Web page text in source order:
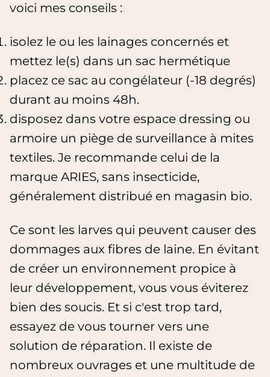
voici mes conseils :
isolez le ou les lainages concernés et
mettez le(s) dans un sac hermétique
placez ce sac au congélateur (-18 degrés)
durant au moins 48h.
disposez dans votre espace dressing ou
armoire un piège de surveillance à mites
textiles. Je recommande celui de la
marque ARIES, sans insecticide,
généralement distribué en magasin bio.
Ce sont les larves qui peuvent causer des
dommages aux fibres de laine. En évitant
de créer un environnement propice à
leur développement, vous vous éviterez
bien des soucis. Et si c'est trop tard,
essayez de vous tourner vers une
solution de réparation. Il existe de
nombreux ouvrages et une multitude de